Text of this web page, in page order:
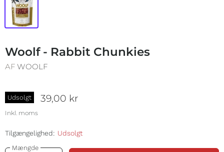
Woolf - Rabbit Chunkies
AFWOOLF
Udsolgt 39,00 kr
Inkl. moms
Tilgængelighed: Udsolgt
Mængde